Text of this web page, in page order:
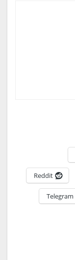
Reddit
Telegram